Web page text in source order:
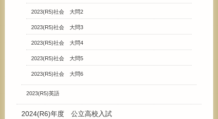
2023(R5)社会 大問2
2023(R5)社会 大問3
2023(R5)社会 大問4
2023(R5)社会 大問5
2023(R5)社会 大問6
2023(R5)英語
2024(R6)年度 公立高校入試